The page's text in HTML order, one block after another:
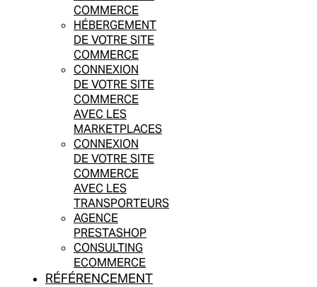
COMMERCE
HÉBERGEMENT
DE VOTRE SITE
COMMERCE
CONNEXION
DE VOTRE SITE
COMMERCE
AVEC LES
MARKETPLACES
CONNEXION
DE VOTRE SITE
COMMERCE
AVEC LES
TRANSPORTEURS
AGENCE
PRESTASHOP
CONSULTING
ECOMMERCE
RÉFÉRENCEMENT